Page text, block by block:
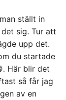
ställt in
sig. Tur att
upp det.
du startade
Här blir det
så får jag
av en